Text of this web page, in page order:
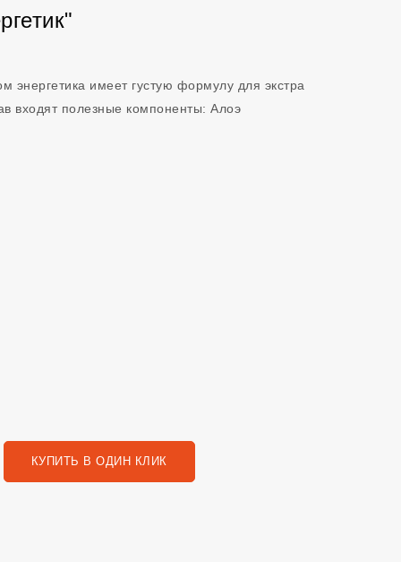
энергетика имеет густую формулу для экстра
входят полезные компоненты: Алоэ
КУПИТЬ В ОДИН КЛИК